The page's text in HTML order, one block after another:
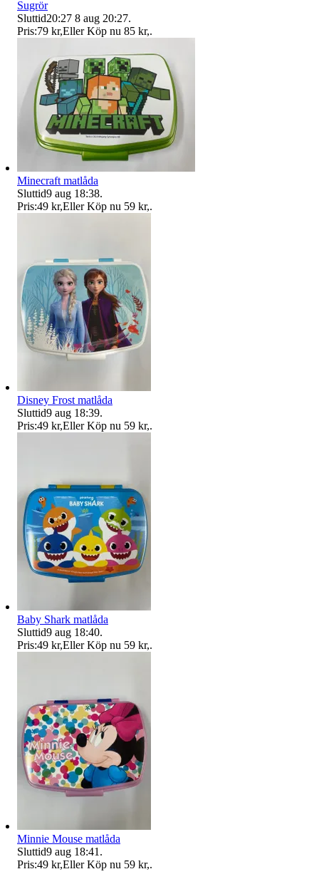
Sugrör
Sluttid20:27 8 aug 20:27.
Pris:79 kr,Eller Köp nu 85 kr,.
Minecraft matlåda
Sluttid9 aug 18:38.
Pris:49 kr,Eller Köp nu 59 kr,.
Disney Frost matlåda
Sluttid9 aug 18:39.
Pris:49 kr,Eller Köp nu 59 kr,.
Baby Shark matlåda
Sluttid9 aug 18:40.
Pris:49 kr,Eller Köp nu 59 kr,.
Minnie Mouse matlåda
Sluttid9 aug 18:41 .
Pris:49 kr,Eller Köp nu 59 kr,.